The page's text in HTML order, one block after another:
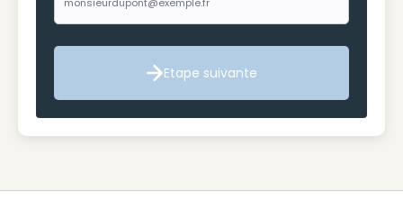
Etape suivante
Etape suivante